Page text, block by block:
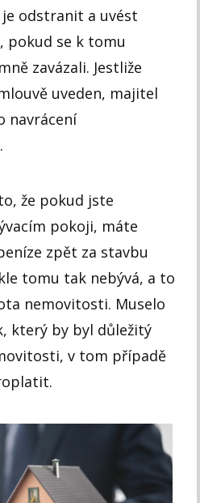
odstranit a uvést
pokud se k tomu
zavázali. Jestliže
uveden, majitel
navrácení
že pokud jste
pokoji, máte
zpět za stavbu
tomu tak nebývá, a to
nemovitosti. Muselo
který by byl důležitý
v tom případě